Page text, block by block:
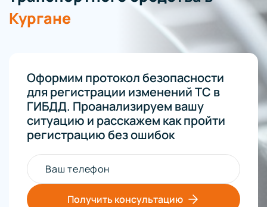
Кургане
Оформим протокол безопасности
для регистрации изменений ТС в
ГИБДД. Проанализируем вашу
ситуацию и расскажем как пройти
регистрацию без ошибок
Ваш телефон
Получить консультацию